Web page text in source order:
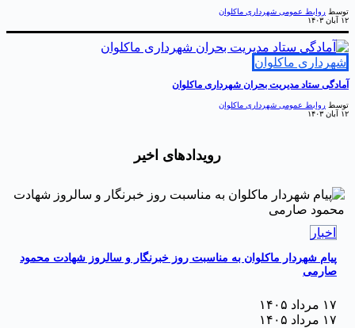
روابط عمومی شهرداری ماکلوان
شهرداری ماکلوان
ستاد مدیریت بحران شهرداری ماکلوان
روابط عمومی شهرداری ماکلوان
رویدادهای اخیر
اخبار
پیام شهردار ماکلوان به مناسبت روز خبرنگار و سالروز شهادت محمود
صارمی
۱۷ مرداد ۱۴۰۵
۱۷ مرداد ۱۴۰۵